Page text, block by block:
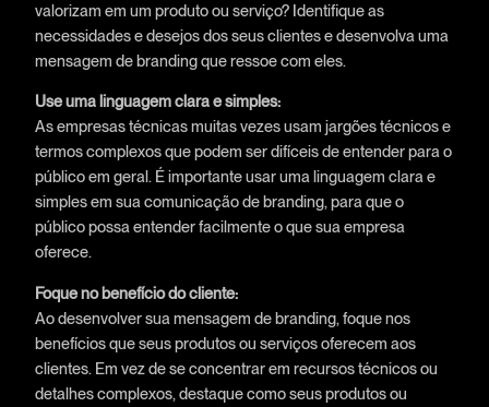
valorizam em um produto ou serviço? Identifique as
necessidades e desejos dos seus clientes e desenvolva uma
mensagem de branding que ressoe com eles.
Use uma linguagem clara e simples:
As empresas técnicas muitas vezes usam jargões técnicos e
termos complexos que podem ser difíceis de entender para o
público em geral. É importante usar uma linguagem clara e
simples em sua comunicação de branding, para que o
público possa entender facilmente o que sua empresa
oferece.
Foque no benefício do cliente:
Ao desenvolver sua mensagem de branding, foque nos
benefícios que seus produtos ou serviços oferecem aos
clientes. Em vez de se concentrar em recursos técnicos ou
detalhes complexos, destaque como seus produtos ou